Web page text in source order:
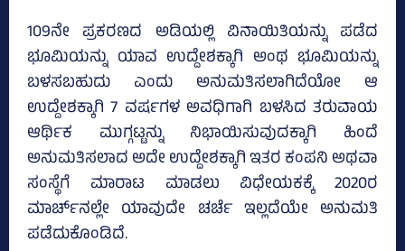
109ನೇ ಪ್ರಕರಣದ ಅಡಿಯಲ್ಲಿ ವಿನಾಯಿತಿಯನ್ನು ಪಡೆದ
ಭೂಮಿಯನ್ನು ಯಾವ ಉದ್ದೇಶಕ್ಕಾಗಿ ಅಂಥ ಭೂಮಿಯನ್ನು
ಬಳಸಬಹುದು ಎಂದು ಅನುಮತಿಸಲಾಗಿದೆಯೋ ಆ
ಉದ್ದೇಶಕ್ಕಾಗಿ 7 ವರ್ಷಗಳ ಅವಧಿಗಾಗಿ ಬಳಸಿದ ತರುವಾಯ
ಆರ್ಥಿಕ ಮುಗ್ಗಟ್ಟನ್ನು ನಿಭಾಯಿಸುವುದಕ್ಕಾಗಿ ಹಿಂದೆ
ಅನುಮತಿಸಲಾದ ಅದೇ ಉದ್ದೇಶಕ್ಕಾಗಿ ಇತರ ಕಂಪನಿ ಅಥವಾ
ಸಂಸ್ಥೆಗೆ ಮಾರಾಟ ಮಾಡಲು ವಿಧೇಯಕಕ್ಕೆ 2020ರ
ಮಾರ್ಚ್‌ನಲ್ಲೇ ಯಾವುದೇ ಚರ್ಚೆ ಇಲ್ಲದೆಯೇ ಅನುಮತಿ
ಪಡೆದುಕೊಂಡಿದೆ.